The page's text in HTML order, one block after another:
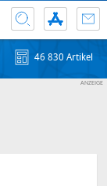
46 830 Artikel